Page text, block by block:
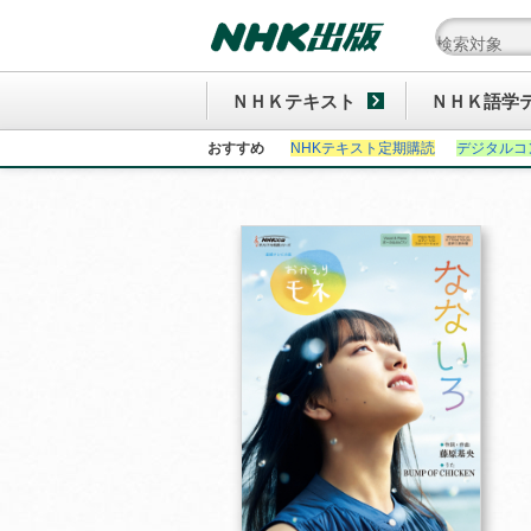
ＮＨＫテキスト ＮＨＫ語学
おすすめ NHKテキスト定期購読 デジタル